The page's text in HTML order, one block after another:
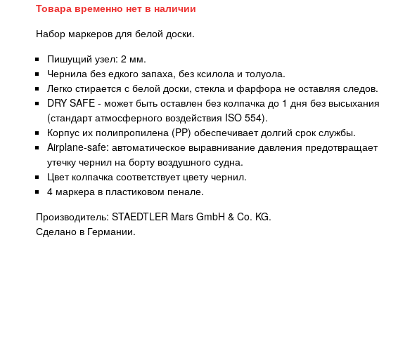
Товара временно нет в наличии
Набор маркеров для белой доски.
Пишущий узел: 2 мм.
Чернила без едкого запаха, без ксилола и толуола.
Легко стирается с белой доски, стекла и фарфора не оставляя следов.
DRY SAFE - может быть оставлен без колпачка до 1 дня без высыхания
(стандарт атмосферного воздействия ISO 554).
Корпус их полипропилена (PP) обеспечивает долгий срок службы.
Airplane-safe: автоматическое выравнивание давления предотвращает
утечку чернил на борту воздушного судна.
Цвет колпачка соответствует цвету чернил.
4 маркера в пластиковом пенале.
Производитель: STAEDTLER Mars GmbH & Co. KG.
Сделано в Германии.